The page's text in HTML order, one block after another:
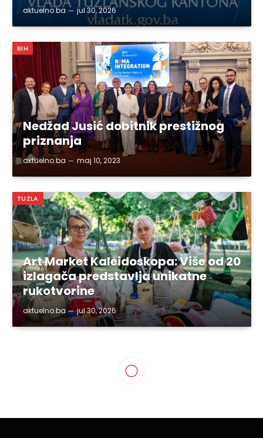
aktuelno.ba jul 30, 2026
BIH
Nedžad Jusić dobitnik prestižnog
priznanja
aktuelno.ba maj 10, 2023
TUZLA
Art Market Kaleidoskopa: Više od 20
izlagača predstavlja unikatne
rukotvorine
aktuelno.ba jul 30, 2026
Nevres Hurić, kandidat SDA